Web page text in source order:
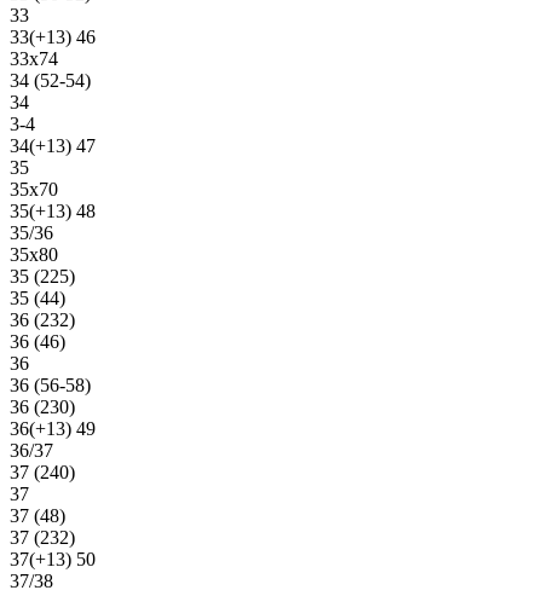
33
33(+13) 46
33х74
34 (52-54)
34
3-4
34(+13) 47
35
35х70
35(+13) 48
35/36
35х80
35 (225)
35 (44)
36 (232)
36 (46)
36
36 (56-58)
36 (230)
36(+13) 49
36/37
37 (240)
37
37 (48)
37 (232)
37(+13) 50
37/38